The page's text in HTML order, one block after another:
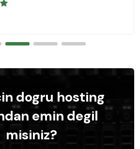
dogru hosting
emin degil
misiniz?